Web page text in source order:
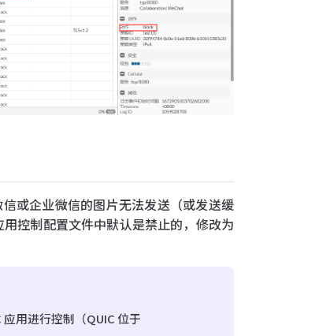
或企业微信的图片无法发送（或发送缓
控制配置文件中默认是禁止的，修改为
用进行控制（QUIC 位于